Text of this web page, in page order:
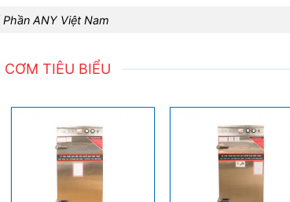
ANY Việt Nam
TIÊU BIỂU